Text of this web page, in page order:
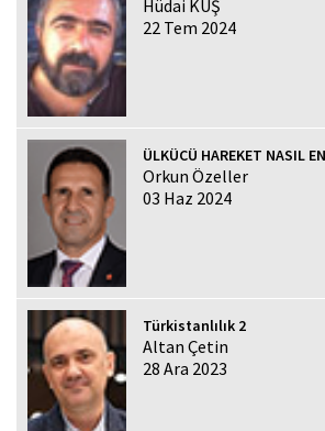
Hüdai KUŞ
22 Tem 2024
ÜLKÜCÜ HAREKET NASIL
Orkun Özeller
03 Haz 2024
Türkistanlılık 2
Altan Çetin
28 Ara 2023